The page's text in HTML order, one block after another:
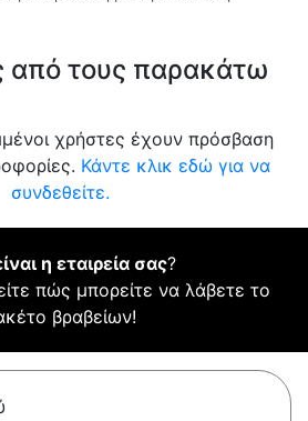
από τους παρακάτω
χρήστες έχουν πρόσβαση
Κάντε κλικ εδώ για να
συνδεθείτε.
η εταιρεία σας?
πώς μπορείτε να λάβετε το
βραβείων!